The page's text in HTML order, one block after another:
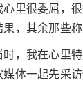
心里很委屈，
果，其余那些
时，我在心里
媒体一起先采